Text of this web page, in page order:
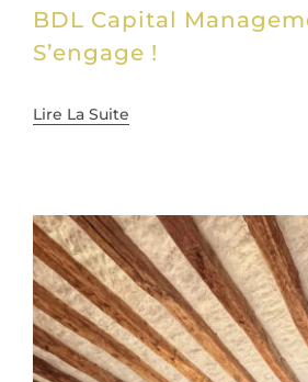
BDL Capital
S’engage !
Lire La Suite